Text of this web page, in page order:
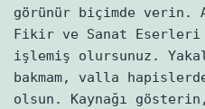
görünür biçimde verin.
Fikir ve Sanat Eserleri
işlemiş olursunuz.
bakmam, valla
olsun. Kaynağı